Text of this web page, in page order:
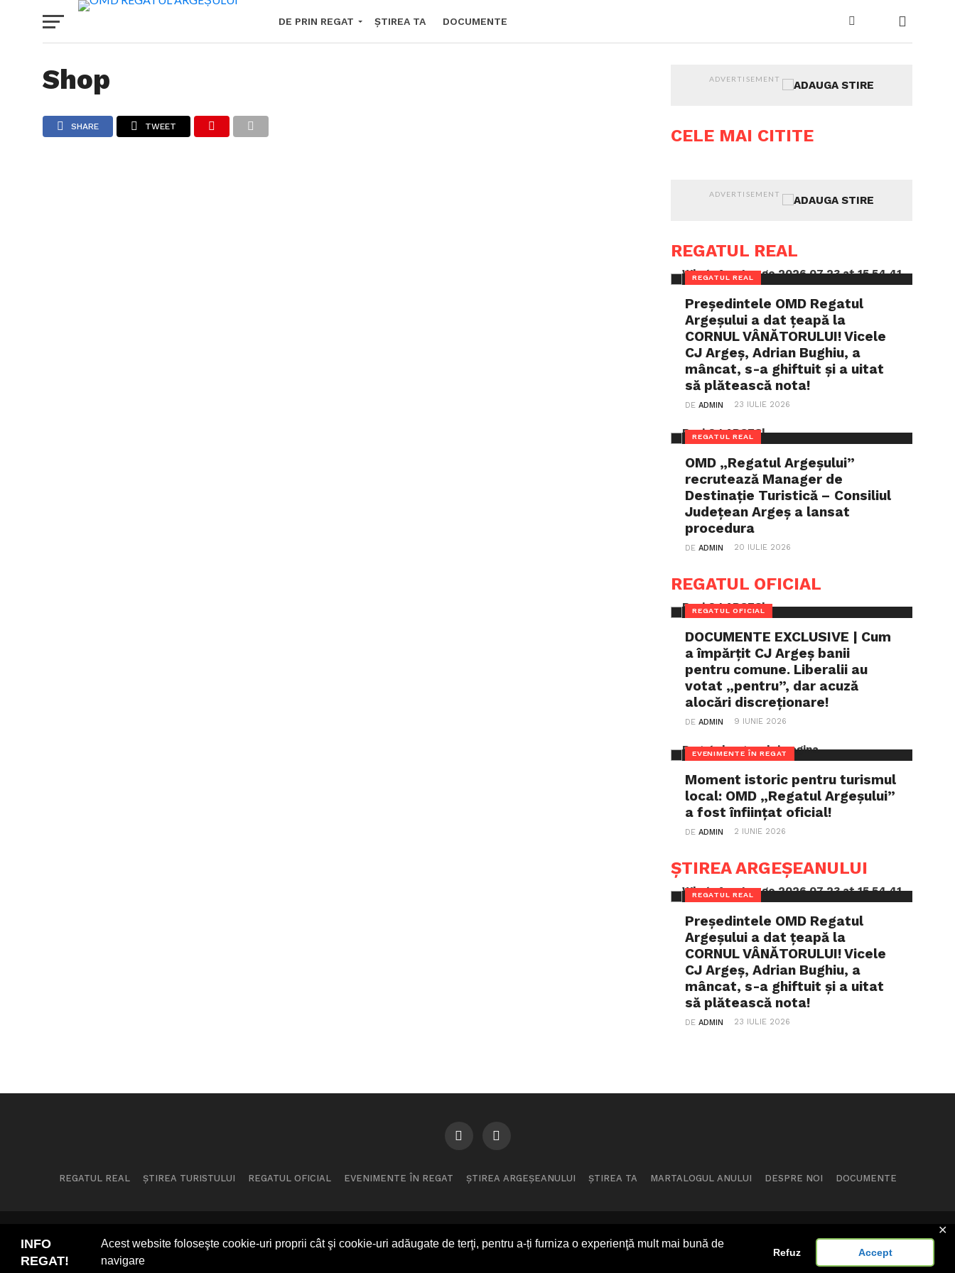
INFO
REGAT!
Acest website foloseşte cookie-uri proprii cât şi cookie-uri adăugate de terţi, pentru a-ți furniza o experienţă mult mai bună de
navigare
Refuz Accept
✕
DE PRIN REGAT ȘTIREA TA DOCUMENTE
Shop
SHARE TWEET
ADVERTISEMENT
CELE MAI CITITE
ADVERTISEMENT
REGATUL REAL
REGATUL REAL
Președintele OMD Regatul
Argeșului a dat țeapă la
CORNUL VÂNĂTORULUI! Vicele
CJ Argeș, Adrian Bughiu, a
mâncat, s-a ghiftuit și a uitat
să plătească nota!
DEADMIN 23 IULIE 2026
REGATUL REAL
OMD „Regatul Argeșului”
recrutează Manager de
Destinație Turistică – Consiliul
Județean Argeș a lansat
procedura
DEADMIN 20 IULIE 2026
REGATUL OFICIAL
REGATUL OFICIAL
DOCUMENTE EXCLUSIVE | Cum
a împărțit CJ Argeș banii
pentru comune. Liberalii au
votat „pentru”, dar acuză
alocări discreționare!
DEADMIN 9 IUNIE 2026
EVENIMENTE ÎN REGAT
Moment istoric pentru turismul
local: OMD „Regatul Argeșului”
a fost înființat oficial!
DEADMIN 2 IUNIE 2026
ȘTIREA ARGEȘEANULUI
REGATUL REAL
Președintele OMD Regatul
Argeșului a dat țeapă la
CORNUL VÂNĂTORULUI! Vicele
CJ Argeș, Adrian Bughiu, a
mâncat, s-a ghiftuit și a uitat
să plătească nota!
DEADMIN 23 IULIE 2026
REGATUL REAL ȘTIREA TURISTULUI REGATUL OFICIAL EVENIMENTE ÎN REGAT ȘTIREA ARGEȘEANULUI ȘTIREA TA MARTALOGUL ANULUI DESPRE NOI DOCUMENTE
Copyright © 2026 Regatul Argeșului. Parte a UMN, motorizat de KIT